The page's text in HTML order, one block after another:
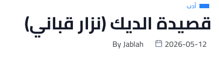
أدب
قصيدة الديك (نزار قباني)
ByJablah 2026-05-12